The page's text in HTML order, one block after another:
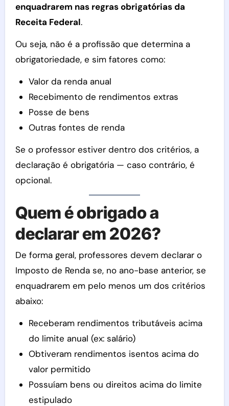
enquadrarem nas regras obrigatórias da
Receita Federal.
Ou seja, não é a profissão que determina a
obrigatoriedade, e sim fatores como:
Valor da renda anual
Recebimento de rendimentos extras
Posse de bens
Outras fontes de renda
Se o professor estiver dentro dos critérios, a
declaração é obrigatória — caso contrário, é
opcional.
Quem é obrigado a
declarar em 2026?
De forma geral, professores devem declarar o
Imposto de Renda se, no ano-base anterior, se
enquadrarem em pelo menos um dos critérios
abaixo:
Receberam rendimentos tributáveis acima
do limite anual (ex: salário)
Obtiveram rendimentos isentos acima do
valor permitido
Possuíam bens ou direitos acima do limite
estipulado